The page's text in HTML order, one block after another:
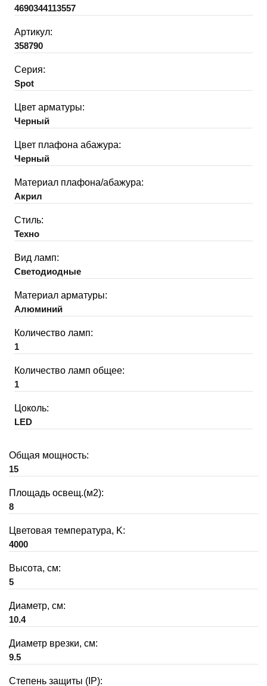
4690344113557
Артикул:
358790
Серия:
Spot
Цвет арматуры:
Черный
Цвет плафона абажура:
Черный
Материал плафона/абажура:
Акрил
Стиль:
Техно
Вид ламп:
Светодиодные
Материал арматуры:
Алюминий
Количество ламп:
1
Количество ламп общее:
1
Цоколь:
LED
Общая мощность:
15
Площадь освещ.(м2):
8
Цветовая температура, K:
4000
Высота, см:
5
Диаметр, см:
10.4
Диаметр врезки, см:
9.5
Степень защиты (IP):